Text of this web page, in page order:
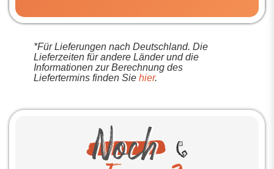
*Für Lieferungen nach Deutschland. Die
Lieferzeiten für andere Länder und die
Informationen zur Berechnung des
Liefertermins finden Sie hier.